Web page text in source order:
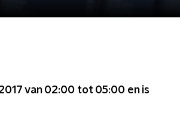
van 02:00 tot 05:00 en is